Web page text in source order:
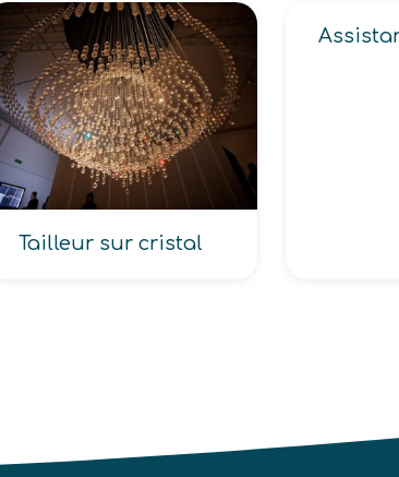
Tailleur sur cristal